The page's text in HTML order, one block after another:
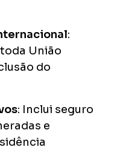
:
União
do
: Inclui seguro
e